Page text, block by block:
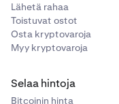
Lähetä rahaa
Toistuvat ostot
Osta kryptovaroja
Myy kryptovaroja
Selaa hintoja
Bitcoinin hinta